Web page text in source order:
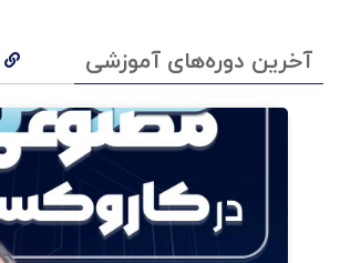
آخرین دوره‌های آموزشی